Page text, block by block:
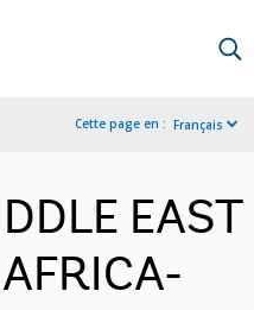
Cette page en : Français
EAST